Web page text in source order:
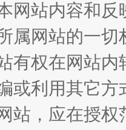
网站内容和
属网站的一
有权在网站
或利用其它
站，应在授